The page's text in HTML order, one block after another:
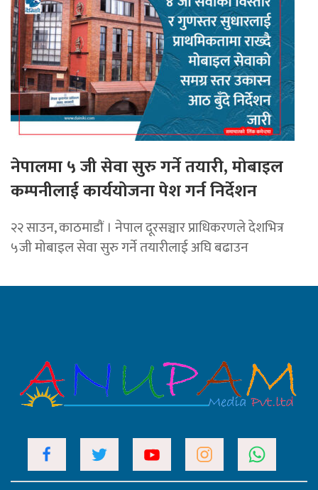
नेपालमा ५ जी सेवा सुरु गर्ने तयारी, मोबाइल
कम्पनीलाई कार्ययोजना पेश गर्न निर्देशन
२२ साउन, काठमाडाैं । नेपाल दूरसञ्चार प्राधिकरणले देशभित्र
५जी मोबाइल सेवा सुरु गर्ने तयारीलाई अघि बढाउन